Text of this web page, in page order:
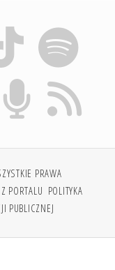
PRAWA
PORTALU POLITYKA
PUBLICZNEJ